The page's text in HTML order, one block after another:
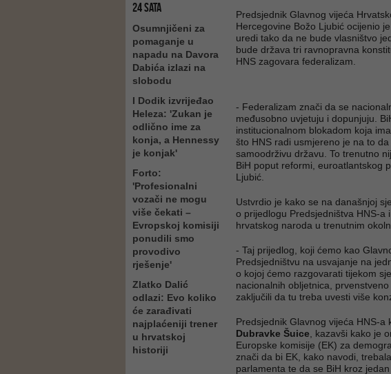
24 SATA
Osumnjičeni za
pomaganje u
napadu na Davora
Dabića izlazi na
slobodu
I Dodik izvrijeđao
Heleza: 'Zukan je
odlično ime za
konja, a Hennessy
je konjak'
Forto:
'Profesionalni
vozači ne mogu
više čekati –
Evropskoj komisiji
ponudili smo
provodivo
rješenje'
Zlatko Dalić
odlazi: Evo koliko
će zarađivati
najplaćeniji trener
u hrvatskoj
historiji
Predsjednik Glavnog vijeća
Hercegovine Božo Ljubić ocijenio
uredi tako da ne bude vlasništvo
bude država tri ravnopravna
HNS zagovara federalizam.
- Federalizam znači da se
međusobno uvjetuju i dopunjuju.
institucionalnom blokadom koja
što HNS radi usmjereno je na to
samoodrživu državu. To trenutno
BiH poput reformi, euroatlantskog
Ljubić.
Ustvrdio je kako se na današnjoj
o prijedlogu Predsjedništva HNS-a
hrvatskog naroda u trenutnim
- Taj prijedlog, koji ćemo kao
Predsjedništvu na usvajanje na
o kojoj ćemo razgovarati tijekom
nacionalnih obljetnica,
zaključili da tu treba uvesti više
Predsjednik Glavnog vijeća HNS-
Dubravke Šuice , kazavši kako je
Europske komisije (EK) za
znači da bi EK, kako navodi,
parlamenta te da se BiH kroz